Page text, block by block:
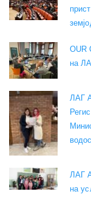
OUR
на
ЛАГ
ЛАГ
на